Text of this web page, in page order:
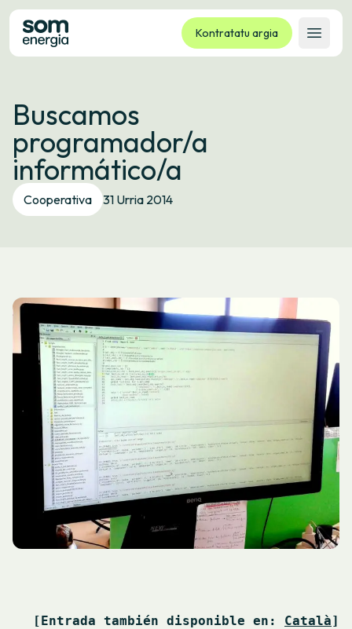
Kontratatu argia
Ireki
Tarifak
Zerbitzuak
Enpresak
Kooperatiba
Kontaktua
Buscamos
programador/a
informático/a
Cooperativa 31 Urria 2014
[Entrada también disponible en: Català]